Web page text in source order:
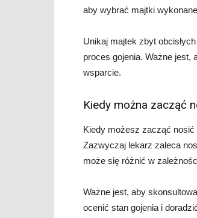
aby wybrać majtki
Unikaj majtek zbyt
proces gojenia. Ważne jest,
wsparcie.
Kiedy można zacząć
Kiedy możesz zacząć nosić
Zazwyczaj lekarz zaleca
może się różnić w
Ważne jest, aby
ocenić stan gojenia i